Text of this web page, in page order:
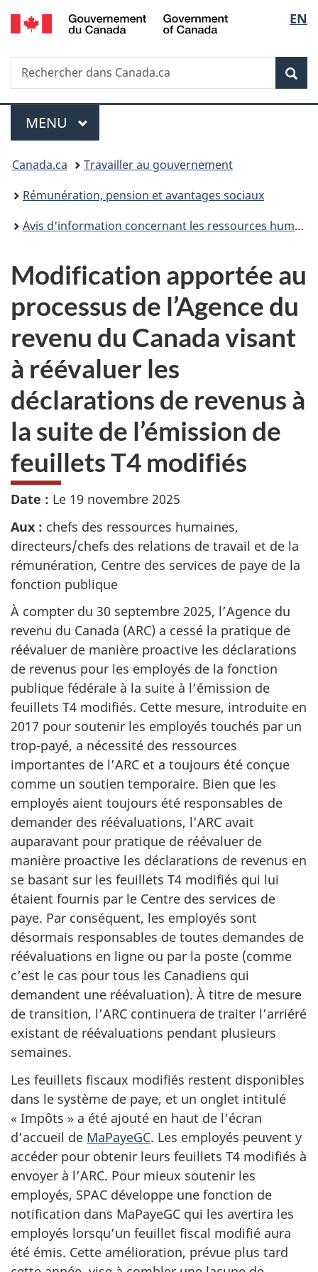
Passer
au
principal
Passer
à
Au
du
Passer
à
version
simplifiée
de
la
EN
Government
Recherche
Rechercher
dans
Menu
MENU PRINCIPAL
Vous
êtes
ici :
Canada.ca
Travailler au gouvernement
Rémunération, pension et avantages sociaux
Avis d'information concernant les ressources humaines
Modification apportée au
processus de l’Agence du
revenu du Canada visant
à réévaluer les
déclarations de revenus à
la suite de l’émission de
feuillets T4 modifiés
Date : Le 19 novembre 2025
Aux : chefs des ressources humaines,
directeurs/chefs des relations de travail et de la
rémunération, Centre des services de paye de la
fonction publique
À compter du 30 septembre 2025, l’Agence du
revenu du Canada (ARC) a cessé la pratique de
réévaluer de manière proactive les déclarations
de revenus pour les employés de la fonction
publique fédérale à la suite à l’émission de
feuillets T4 modifiés. Cette mesure, introduite en
2017 pour soutenir les employés touchés par un
trop-payé, a nécessité des ressources
importantes de l’ARC et a toujours été conçue
comme un soutien temporaire. Bien que les
employés aient toujours été responsables de
demander des réévaluations, l’ARC avait
auparavant pour pratique de réévaluer de
manière proactive les déclarations de revenus en
se basant sur les feuillets T4 modifiés qui lui
étaient fournis par le Centre des services de
paye. Par conséquent, les employés sont
désormais responsables de toutes demandes de
réévaluations en ligne ou par la poste (comme
c’est le cas pour tous les Canadiens qui
demandent une réévaluation). À titre de mesure
de transition, l’ARC continuera de traiter l’arriéré
existant de réévaluations pendant plusieurs
semaines.
Les feuillets fiscaux modifiés restent disponibles
dans le système de paye, et un onglet intitulé
« Impôts » a été ajouté en haut de l’écran
d’accueil de MaPayeGC. Les employés peuvent y
accéder pour obtenir leurs feuillets T4 modifiés à
envoyer à l’ARC. Pour mieux soutenir les
employés, SPAC développe une fonction de
notification dans MaPayeGC qui les avertira les
employés lorsqu’un feuillet fiscal modifié aura
été émis. Cette amélioration, prévue plus tard